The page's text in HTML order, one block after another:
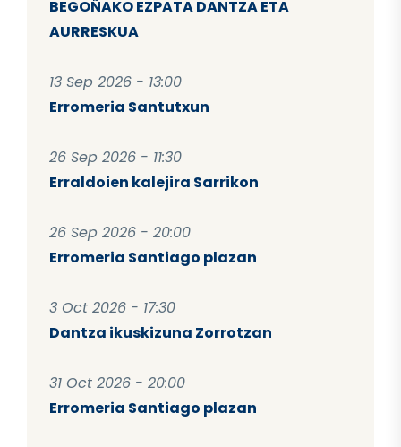
BEGOÑAKO EZPATA DANTZA ETA
AURRESKUA
13 Sep 2026 - 13:00
Erromeria Santutxun
26 Sep 2026 - 11:30
Erraldoien kalejira Sarrikon
26 Sep 2026 - 20:00
Erromeria Santiago plazan
3 Oct 2026 - 17:30
Dantza ikuskizuna Zorrotzan
31 Oct 2026 - 20:00
Erromeria Santiago plazan